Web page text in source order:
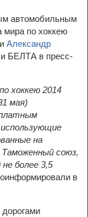
автомобильным
мира по хоккею
Александр
БЕЛТА в пресс-
хоккею 2014
мая)
на
союз,
более 3,5
в